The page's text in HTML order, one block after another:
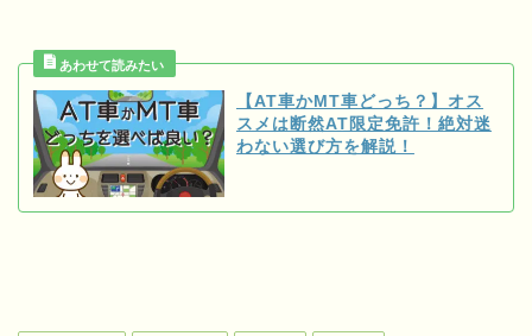
【AT車かMT車どっち？】オス
スメは断然AT限定免許！絶対迷
わない選び方を解説！